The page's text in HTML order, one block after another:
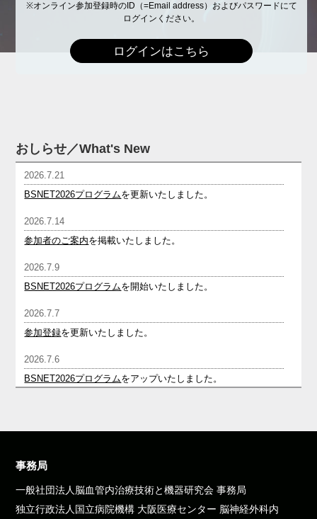
※オンライン参加登録時のID（=Email address）およびパスワードにて
ログインください。
ログインはこちら
おしらせ／What's New
2026.7.21
BSNET2026プログラムを更新いたしました。
2026.7.14
参加者のご案内を掲載いたしました。
2026.7.9
BSNET2026プログラムを開始いたしました。
2026.7.7
参加登録を更新いたしました。
2026.7.6
BSNET2026プログラムをアップいたしました。
2026.6.17
参加登録を開始いたしました。
2026.6.15
事務局
一般社団法人脳血管内治療技術と機器研究会 事務局
独立行政法人国立病院機構 大阪医療センター 脳神経外科内